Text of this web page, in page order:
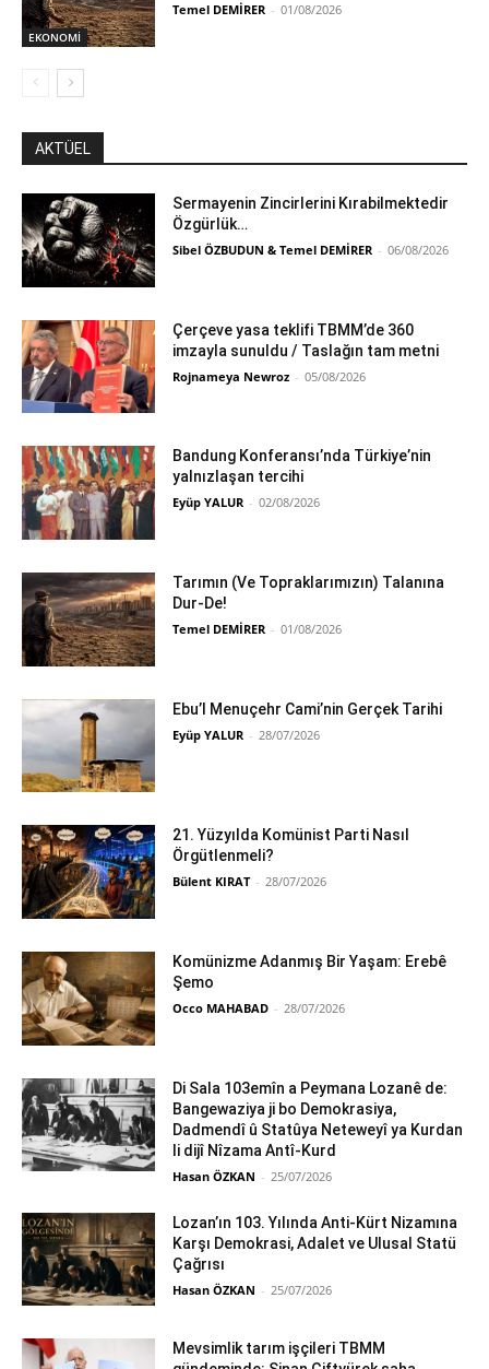
EKONOMİ
Temel DEMİRER - 01/08/2026
AKTÜEL
Sermayenin Zincirlerini Kırabilmektedir
Özgürlük…
Sibel ÖZBUDUN & Temel DEMİRER - 06/08/2026
Çerçeve yasa teklifi TBMM’de 360
imzayla sunuldu / Taslağın tam metni
Rojnameya Newroz - 05/08/2026
Bandung Konferansı’nda Türkiye’nin
yalnızlaşan tercihi
Eyüp YALUR - 02/08/2026
Tarımın (Ve Topraklarımızın) Talanına
Dur-De!
Temel DEMİRER - 01/08/2026
Ebu’l Menuçehr Cami’nin Gerçek Tarihi
Eyüp YALUR - 28/07/2026
21. Yüzyılda Komünist Parti Nasıl
Örgütlenmeli?
Bülent KIRAT - 28/07/2026
Komünizme Adanmış Bir Yaşam: Erebê
Şemo
Occo MAHABAD - 28/07/2026
Di Sala 103emîn a Peymana Lozanê de:
Bangewaziya ji bo Demokrasiya,
Dadmendî û Statûya Neteweyî ya Kurdan
li dijî Nîzama Antî-Kurd
Hasan ÖZKAN - 25/07/2026
Lozan’ın 103. Yılında Anti-Kürt Nizamına
Karşı Demokrasi, Adalet ve Ulusal Statü
Çağrısı
Hasan ÖZKAN - 25/07/2026
Mevsimlik tarım işçileri TBMM